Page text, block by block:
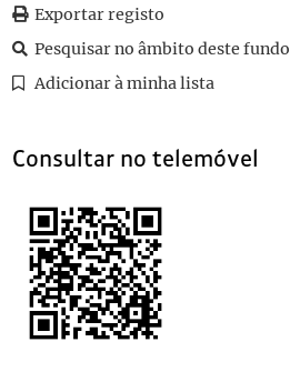
0012
Sem título
0014
0015 Sem título 1936-04-17
Exportar registo
Pesquisar no âmbito deste fundo
Adicionar à minha lista
Consultar no telemóvel